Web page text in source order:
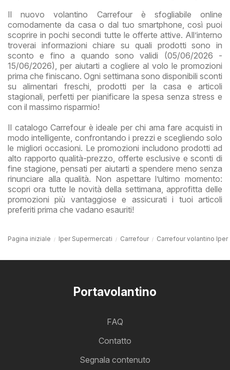
Il nuovo volantino Carrefour è sfogliabile online
comodamente da casa o dal tuo smartphone, così puoi
scoprire in pochi secondi tutte le offerte attive. All’interno
troverai informazioni chiare su quali prodotti sono in
sconto e fino a quando sono validi (05/06/2026 -
15/06/2026), per aiutarti a cogliere al volo le promozioni
prima che finiscano. Ogni settimana sono disponibili sconti
su alimentari freschi, prodotti per la casa e articoli
stagionali, perfetti per pianificare la spesa senza stress e
con il massimo risparmio!
Il catalogo Carrefour è ideale per chi ama fare acquisti in
modo intelligente, confrontando i prezzi e scegliendo solo
le migliori occasioni. Le promozioni includono prodotti ad
alto rapporto qualità-prezzo, offerte esclusive e sconti di
fine stagione, pensati per aiutarti a spendere meno senza
rinunciare alla qualità. Non aspettare l’ultimo momento:
scopri ora tutte le novità della settimana, approfitta delle
promozioni più vantaggiose e assicurati i tuoi articoli
preferiti prima che vadano esauriti!
Pagina iniziale Iper Supermercati Carrefour Carrefour volantino
Portavolantino
FAQ
Contatto
Segnala contenuto